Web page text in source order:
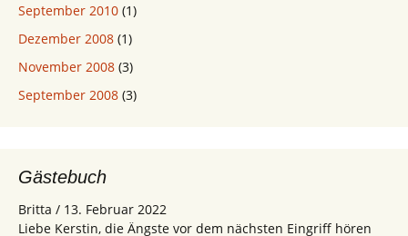
September 2010 (1)
Dezember 2008 (1)
November 2008 (3)
September 2008 (3)
Gästebuch
Britta / 13. Februar 2022
Liebe Kerstin, die Ängste vor dem nächsten Eingriff hören